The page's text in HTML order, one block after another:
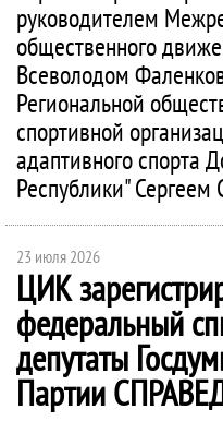
руководителем
общественного
Всеволодом
Региональной
спортивной
адаптивного спорта
Республики"
23 июля 2026
ЦИК
федеральный
депутаты
Партии